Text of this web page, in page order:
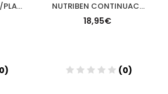
POT MANZ/NARAN/PLAT/PER235G NUTRIBEN CONTINUACION 800 G
18,95€
(0)